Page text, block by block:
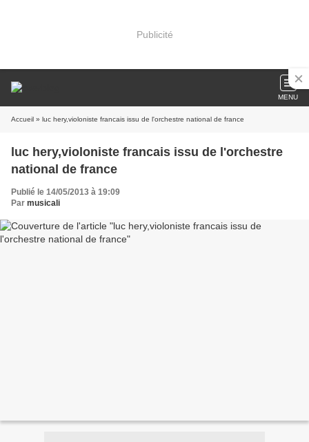
Publicité
MENU
Accueil » luc hery,violoniste francais issu de l'orchestre national de france
luc hery,violoniste francais issu de l'orchestre
national de france
Publié le 14/05/2013 à 19:09
Par musicali